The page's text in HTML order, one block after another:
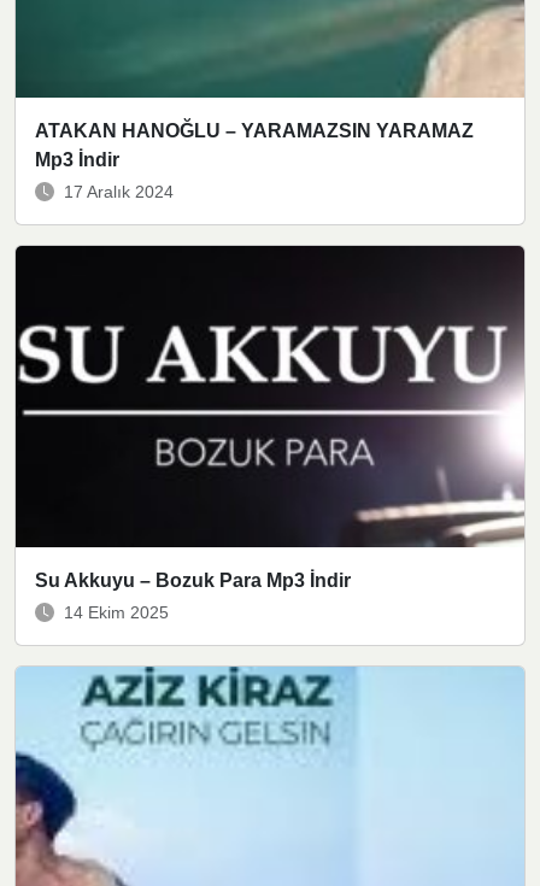
ATAKAN HANOĞLU – YARAMAZSIN YARAMAZ
Mp3 İndir
17 Aralık 2024
Su Akkuyu – Bozuk Para Mp3 İndir
14 Ekim 2025